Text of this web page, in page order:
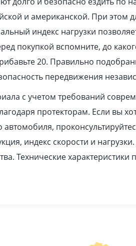
и американской. При этом
индекс нагрузки
покупкой вспомните, до
20. Правильно
передвижения
с учетом требований
протекторам. Если вы
индекс скорости и
Технические характеристики